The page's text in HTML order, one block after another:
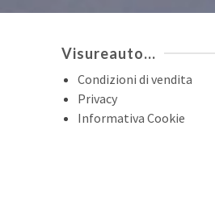
Visureauto…
Condizioni di vendita
Privacy
Informativa Cookie